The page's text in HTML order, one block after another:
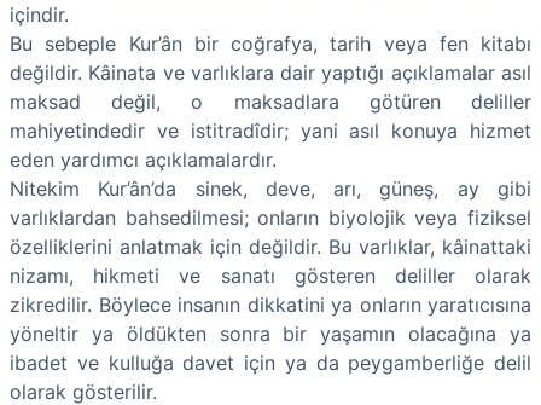
içindir.
Bu sebeple Kur’ân bir coğrafya, tarih veya fen kitabı
değildir. Kâinata ve varlıklara dair yaptığı açıklamalar asıl
maksad değil, o maksadlara götüren deliller
mahiyetindedir ve istitradîdir; yani asıl konuya hizmet
eden yardımcı açıklamalardır.
Nitekim Kur’ân’da sinek, deve, arı, güneş, ay gibi
varlıklardan bahsedilmesi; onların biyolojik veya fiziksel
özelliklerini anlatmak için değildir. Bu varlıklar, kâinattaki
nizamı, hikmeti ve sanatı gösteren deliller olarak
zikredilir. Böylece insanın dikkatini ya onların yaratıcısına
yöneltir ya öldükten sonra bir yaşamın olacağına ya
ibadet ve kulluğa davet için ya da peygamberliğe delil
olarak gösterilir.